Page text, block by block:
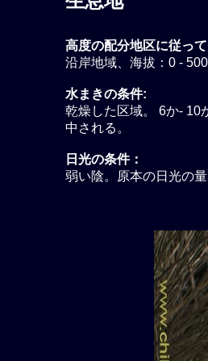
高度の配分地区に従っ
沿岸地域、海拔：0 -
水まきの条件:
乾燥した区域。 6か- 10
中される。
日光の条件：
弱い陰。原本の日光の